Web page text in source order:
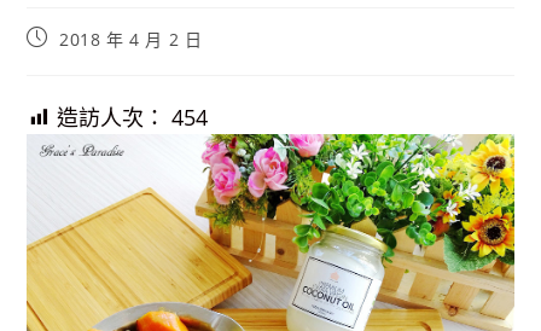
Post2018 年 4 月 2 日
造訪人次： 454